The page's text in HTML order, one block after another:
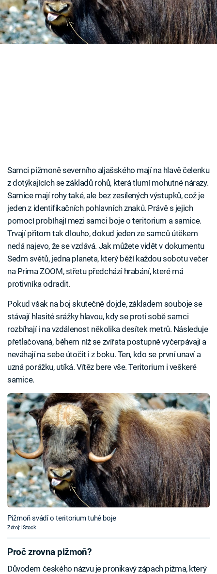
Časopis
Sledujte prima+
Samci pižmoně severního aljašského mají na hlavě čelenku
z dotýkajících se základů rohů, která tlumí mohutné nárazy.
Samice mají rohy také, ale bez zesílených výstupků, což je
jeden z identifikačních pohlavních znaků. Právě s jejich
pomocí probíhají mezi samci boje o teritorium a samice.
Trvají přitom tak dlouho, dokud jeden ze samců útěkem
nedá najevo, že se vzdává. Jak můžete vidět v dokumentu
Sedm světů, jedna planeta, který běží každou sobotu večer
na Prima ZOOM, střetu předchází hrabání, které má
protivníka odradit.
Pokud však na boj skutečně dojde, základem souboje se
stávají hlasité srážky hlavou, kdy se proti sobě samci
rozbíhají i na vzdálenost několika desítek metrů. Následuje
přetlačovaná, během níž se zvířata postupně vyčerpávají a
neváhají na sebe útočit i z boku. Ten, kdo se první unaví a
uzná porážku, utíká. Vítěz bere vše. Teritorium i veškeré
samice.
Pižmoň svádí o teritorium tuhé boje
Zdroj: iStock
Proč zrovna pižmoň?
Důvodem českého názvu je pronikavý zápach pižma, který